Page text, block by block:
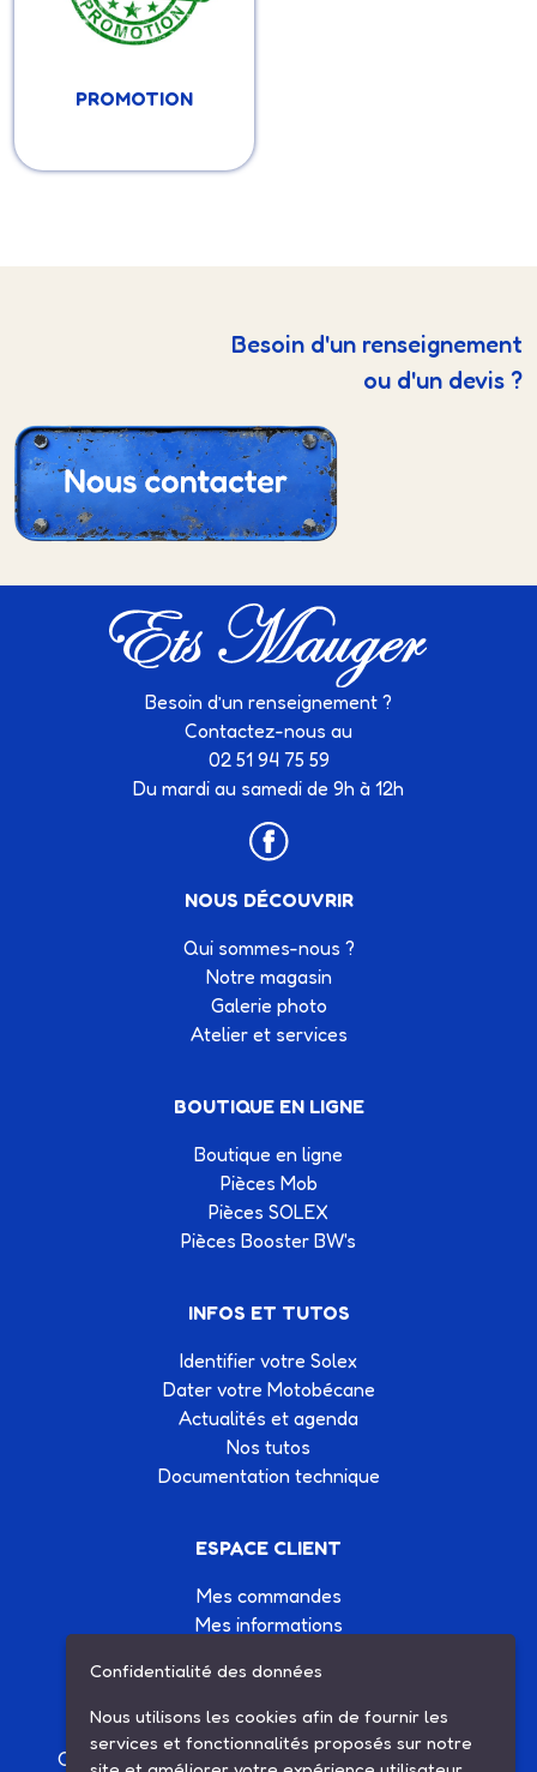
PROMOTION
Besoin d'un renseignement
ou d'un devis ?
Besoin d’un renseignement ?
Contactez-nous au
02 51 94 75 59
Du mardi au samedi de 9h à 12h
NOUS DÉCOUVRIR
Qui sommes-nous ?
Notre magasin
Galerie photo
Atelier et services
BOUTIQUE EN LIGNE
Boutique en ligne
Pièces Mob
Pièces SOLEX
Pièces Booster BW's
INFOS ET TUTOS
Identifier votre Solex
Dater votre Motobécane
Actualités et agenda
Nos tutos
Documentation technique
ESPACE CLIENT
Mes commandes
Mes informations
Conditions générales de vente
Contactez-nous
Création site Internet Factor’IT|Mentions légales
Confidentialité des données
Nous utilisons les cookies afin de fournir les
services et fonctionnalités proposés sur notre